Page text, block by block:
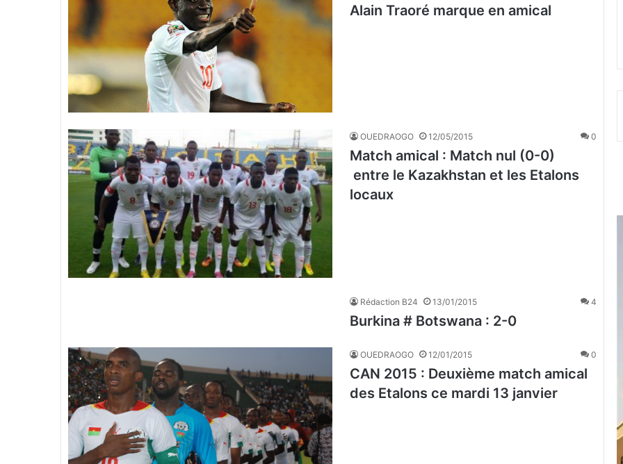
Alain Traoré marque en amical
OUEDRAOGO 12/05/2015 0
Match amical : Match nul (0-0)
entre le Kazakhstan et les Etalons
locaux
Rédaction B24 13/01/2015 4
Burkina # Botswana : 2-0
OUEDRAOGO 12/01/2015 0
CAN 2015 : Deuxième match amical
des Etalons ce mardi 13 janvier